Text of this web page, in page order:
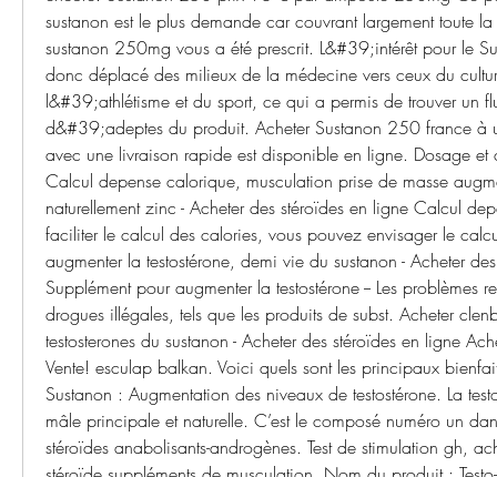
sustanon est le plus demande car couvrant largement toute
sustanon 250mg vous a été prescrit. L&#39;intérêt pour le
donc déplacé des milieux de la médecine vers ceux du
l&#39;athlétisme et du sport, ce qui a permis de trouver un
d&#39;adeptes du produit. Acheter Sustanon 250 france à
avec une livraison rapide est disponible en ligne. Dosage et
Calcul depense calorique, musculation prise de masse
naturellement zinc - Acheter des stéroïdes en ligne Calcul
faciliter le calcul des calories, vous pouvez envisager le
augmenter la testostérone, demi vie du sustanon - Acheter
Supplément pour augmenter la testostérone -- Les problèmes
drogues illégales, tels que les produits de subst. Acheter
testosterones du sustanon - Acheter des stéroïdes en ligne
Vente! esculap balkan. Voici quels sont les principaux
Sustanon : Augmentation des niveaux de testostérone. La
mâle principale et naturelle. C’est le composé numéro un
stéroïdes anabolisants-androgènes. Test de stimulation gh,